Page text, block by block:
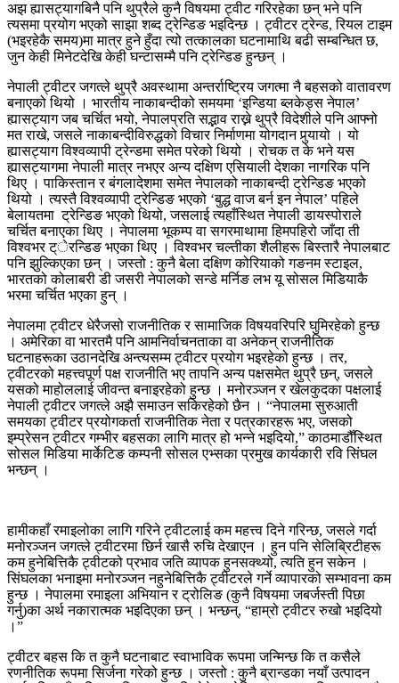
अझ ह्यासट्यागबिनै पनि थुप्रैले कुनै विषयमा ट्वीट गरिरहेका छन् भने पनि
त्यसमा प्रयोग भएको साझा शब्द ट्रेन्डिङ भइदिन्छ । ट्वीटर ट्रेन्ड, रियल टाइम
(भइरहेकै समय)मा मात्र हुने हुँदा त्यो तत्कालका घटनामाथि बढी सम्बन्धित छ,
जुन केही मिनेटदेखि केही घन्टासम्मै पनि ट्रेन्डिङ हुन्छन् ।
नेपाली ट्वीटर जगत्ले थुप्रै अवस्थामा अन्तर्राष्ट्रिय जगत्मा नै बहसको वातावरण
बनाएको थियो । भारतीय नाकाबन्दीको समयमा ‘इन्डिया ब्लकेड्स नेपाल’
ह्यासट्याग जब चर्चित भयो, नेपालप्रति सद्भाव राख्ने थुप्रै विदेशीले पनि आफ्नो
मत राखे, जसले नाकाबन्दीविरुद्धको विचार निर्माणमा योगदान पुर्‍यायो । यो
ह्यासट्याग विश्वव्यापी ट्रेन्डमा समेत परेको थियो । रोचक त के भने यस
ह्यासट्यागमा नेपाली मात्र नभएर अन्य दक्षिण एसियाली देशका नागरिक पनि
थिए । पाकिस्तान र बंगलादेशमा समेत नेपालको नाकाबन्दी ट्रेन्डिङ भएको
थियो । त्यस्तै विश्वव्यापी ट्रेन्डिङ भएको ‘बुद्ध वाज बर्न इन नेपाल’ पहिले
बेलायतमा ट्रेन्डिङ भएको थियो, जसलाई त्यहाँस्थित नेपाली डायस्पोराले
चर्चित बनाएका थिए । नेपालमा भूकम्प वा सगरमाथामा हिमपहिरो जाँदा ती
विश्वभर ट्ेरन्डिङ भएका थिए । विश्वभर चल्तीका शैलीहरू बिस्तारै नेपालबाट
पनि झुल्किएका छन् । जस्तो : कुनै बेला दक्षिण कोरियाको गङनम स्टाइल,
भारतको कोलाबरी डी जसरी नेपालको सन्डे मर्निङ लभ यू सोसल मिडियाकै
भरमा चर्चित भएका हुन् ।
नेपालमा ट्वीटर धेरैजसो राजनीतिक र सामाजिक विषयवरिपरि घुमिरहेको हुन्छ
। अमेरिका वा भारतमै पनि आमनिर्वाचनताका वा अनेकन् राजनीतिक
घटनाहरूका उठानदेखि अन्त्यसम्म ट्वीटर प्रयोग भइरहेको हुन्छ । तर,
ट्वीटरको महत्त्वपूर्ण पक्ष राजनीति भए तापनि अन्य पक्षसमेत थुप्रै छन्, जसले
यसको माहोललाई जीवन्त बनाइरहेको हुन्छ । मनोरञ्जन र खेलकुदका पक्षलाई
नेपाली ट्वीटर जगत्ले अझै समाउन सकिरहेको छैन । “नेपालमा सुरुआती
समयका ट्वीटर प्रयोगकर्ता राजनीतिक नेता र पत्रकारहरू भए, जसको
इम्प्रेसन ट्वीटर गम्भीर बहसका लागि मात्र हो भन्ने भइदियो,” काठमाडौँस्थित
सोसल मिडिया मार्केटिङ कम्पनी सोसल एभ्सका प्रमुख कार्यकारी रवि सिंघल
भन्छन् ।
हामीकहाँ रमाइलोका लागि गरिने ट्वीटलाई कम महत्त्व दिने गरिन्छ, जसले गर्दा
मनोरञ्जन जगत्ले ट्वीटरमा छिर्न खासै रुचि देखाएन । हुन पनि सेलिब्रिटीहरू
कम हुनेबित्तिकै ट्वीटको प्रभाव जति व्यापक हुनसक्थ्यो, त्यति हुन सकेन ।
सिंघलका भनाइमा मनोरञ्जन नहुनेबित्तिकै ट्वीटरले गर्ने व्यापारको सम्भावना कम
हुन्छ । नेपालमा रमाइला अभियान र ट्रोलिङ (कुनै विषयमा जबर्जस्ती पिछा
गर्नु)का अर्थ नकारात्मक भइदिएका छन् । भन्छन्, “हाम्रो ट्वीटर रुखो भइदियो
।”
ट्वीटर बहस कि त कुनै घटनाबाट स्वाभाविक रूपमा जन्मिन्छ कि त कसैले
रणनीतिक रूपमा सिर्जना गरेको हुन्छ । जस्तो : कुनै ब्रान्डका नयाँ उत्पादन